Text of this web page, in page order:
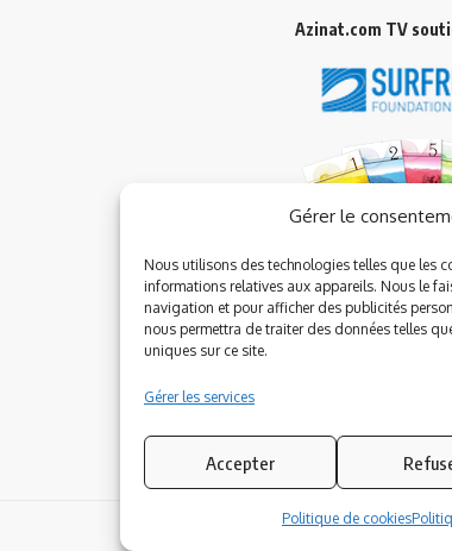
Gérer le
Nous utilisons des technologies telles que les
informations relatives aux appareils. Nous le
navigation et pour afficher des publicités
nous permettra de traiter des données telles
uniques sur ce site.
Gérer les services
Accepter
Politique de cookies
Azinat.com TV